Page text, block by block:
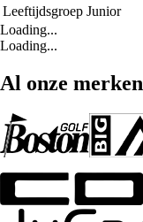
Leeftijdsgroep Junior
Loading...
Loading...
Al onze merken